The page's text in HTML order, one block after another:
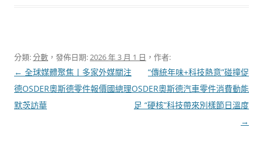
分類:分數 ，發佈日期:2026 年 3 月 1 日 ，作者:
文
章
導
← 全球媒體聚焦丨多家外媒關注
德OSDER奧斯德零件報價國總理
默茨訪華
“傳統年味+科技熱意”碰撞促
OSDER奧斯德汽車零件消費動能
足 “硬核”科技帶來別樣節日溫度
→